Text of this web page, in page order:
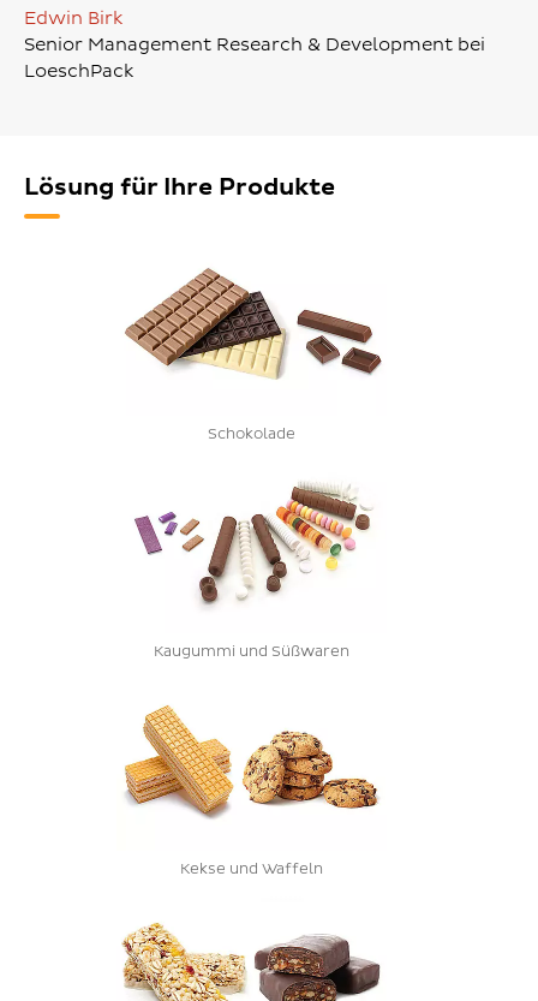
Edwin Birk
Senior Management Research & Development bei
LoeschPack
Lösung für Ihre Produkte
Schokolade
Kaugummi und Süßwaren
Kekse und Waffeln